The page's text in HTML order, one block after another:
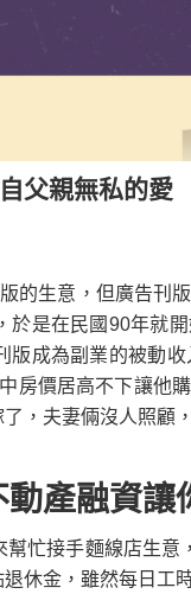
父親無私的愛
的生意，但廣告刊
是在民國90年就
成為副業的被動
房價居高不下讓他
，夫妻倆沒人照顧
產融資讓
忙接手麵線店生
休金，雖然每日工